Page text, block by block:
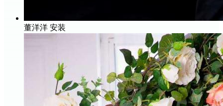
董洋洋 安装